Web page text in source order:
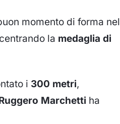
momento di forma nel
la medaglia di
i 300 metri,
Marchetti ha